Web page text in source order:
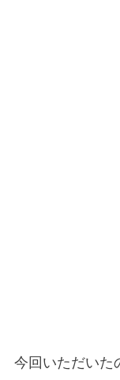
今回いただいた